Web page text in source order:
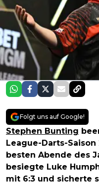
Folgt uns auf Google!
Stephen Bunting
League-Darts-
besten Abende des
besiegte Luke
mit 6:3 und sicherte